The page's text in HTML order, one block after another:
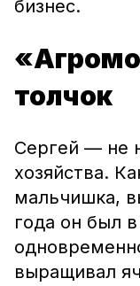
бизнес.
толчок
Сергей — не
хозяйства.
мальчишка,
года он был
выращивал